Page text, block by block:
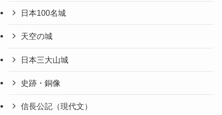
日本100名城
天空の城
日本三大山城
史跡・銅像
信長公記（現代文）